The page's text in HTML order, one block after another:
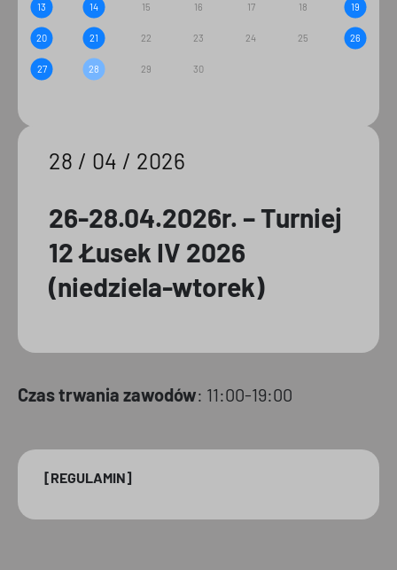
28 / 04 / 2026
26-28.04.2026r. – Turniej
12 Łusek IV 2026
(niedziela-wtorek)
Czas trwania zawodów: 11:00-19:00
13 14 15 16 17 18 19
20 21 22 23 24 25 26
27 28 29 30
[REGULAMIN]